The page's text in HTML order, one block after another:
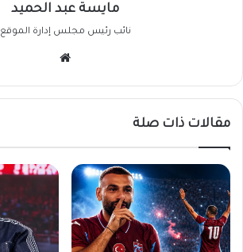
مايسة عبد الحميد
نائب رئيس مجلس إدارة الموقع
مقالات ذات صلة